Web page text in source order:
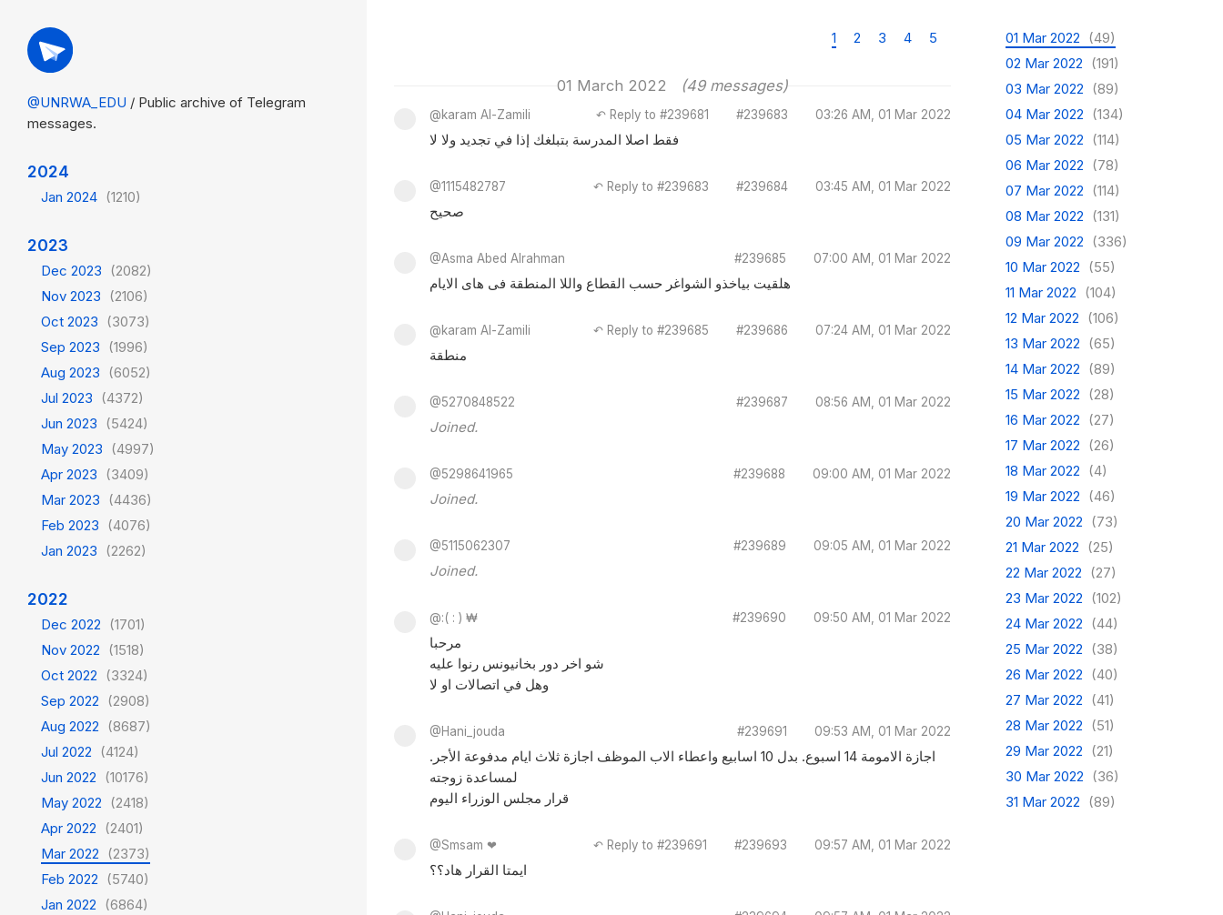
@UNRWA_EDU / Public archive of Telegram
messages.
2024
Jan 2024 (1210)
2023
Dec 2023 (2082)
Nov 2023 (2106)
Oct 2023 (3073)
Sep 2023 (1996)
Aug 2023 (6052)
Jul 2023 (4372)
Jun 2023 (5424)
May 2023 (4997)
Apr 2023 (3409)
Mar 2023 (4436)
Feb 2023 (4076)
Jan 2023 (2262)
2022
Dec 2022 (1701)
Nov 2022 (1518)
Oct 2022 (3324)
Sep 2022 (2908)
Aug 2022 (8687)
Jul 2022 (4124)
Jun 2022 (10176)
May 2022 (2418)
Apr 2022 (2401)
Mar 2022 (2373)
Feb 2022 (5740)
Jan 2022 (6864)
1 2 3 4 5
01 March 2022 (49 messages)
@karam Al-Zamili ↶ Reply to #239681 #239683 03:26 AM, 01 Mar 2022
فقط اصلا المدرسة بتبلغك إذا في تجديد ولا لا
@1115482787 ↶ Reply to #239683 #239684 03:45 AM, 01 Mar 2022
صحيح
@Asma Abed Alrahman #239685 07:00 AM, 01 Mar 2022
هلقيت بياخذو الشواغر حسب القطاع واللا المنطقة فى هاى الايام
@karam Al-Zamili ↶ Reply to #239685 #239686 07:24 AM, 01 Mar 2022
منطقة
@5270848522 #239687 08:56 AM, 01 Mar 2022
Joined.
@5298641965 #239688 09:00 AM, 01 Mar 2022
Joined.
@5115062307 #239689 09:05 AM, 01 Mar 2022
Joined.
@:( : ) ₩ #239690 09:50 AM, 01 Mar 2022
مرحبا
شو اخر دور بخانيونس رنوا عليه
وهل في اتصالات او لا
@Hani_jouda #239691 09:53 AM, 01 Mar 2022
اجازة الامومة 14 اسبوع. بدل 10 اسابيع واعطاء الاب الموظف اجازة ثلاث ايام مدفوعة الأجر.
لمساعدة زوجته
قرار مجلس الوزراء اليوم
@Smsam ❤ ↶ Reply to #239691 #239693 09:57 AM, 01 Mar 2022
ايمتا القرار هاد؟؟
01 Mar 2022 (49)
02 Mar 2022 (191)
03 Mar 2022 (89)
04 Mar 2022 (134)
05 Mar 2022 (114)
06 Mar 2022 (78)
07 Mar 2022 (114)
08 Mar 2022 (131)
09 Mar 2022 (336)
10 Mar 2022 (55)
11 Mar 2022 (104)
12 Mar 2022 (106)
13 Mar 2022 (65)
14 Mar 2022 (89)
15 Mar 2022 (28)
16 Mar 2022 (27)
17 Mar 2022 (26)
18 Mar 2022 (4)
19 Mar 2022 (46)
20 Mar 2022 (73)
21 Mar 2022 (25)
22 Mar 2022 (27)
23 Mar 2022 (102)
24 Mar 2022 (44)
25 Mar 2022 (38)
26 Mar 2022 (40)
27 Mar 2022 (41)
28 Mar 2022 (51)
29 Mar 2022 (21)
30 Mar 2022 (36)
31 Mar 2022 (89)